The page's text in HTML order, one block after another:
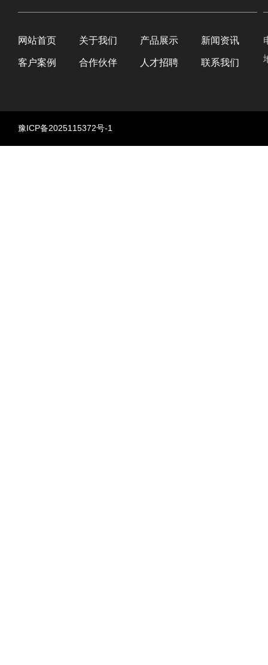
网站首页 关于我们 产品展示 新闻资讯
客户案例 合作伙伴 人才招聘 联系我们
豫ICP备2025115372号-1